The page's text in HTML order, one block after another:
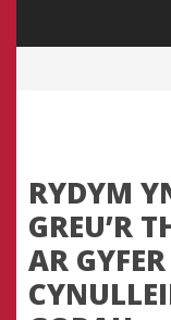
RYDYM
GREU’R
AR